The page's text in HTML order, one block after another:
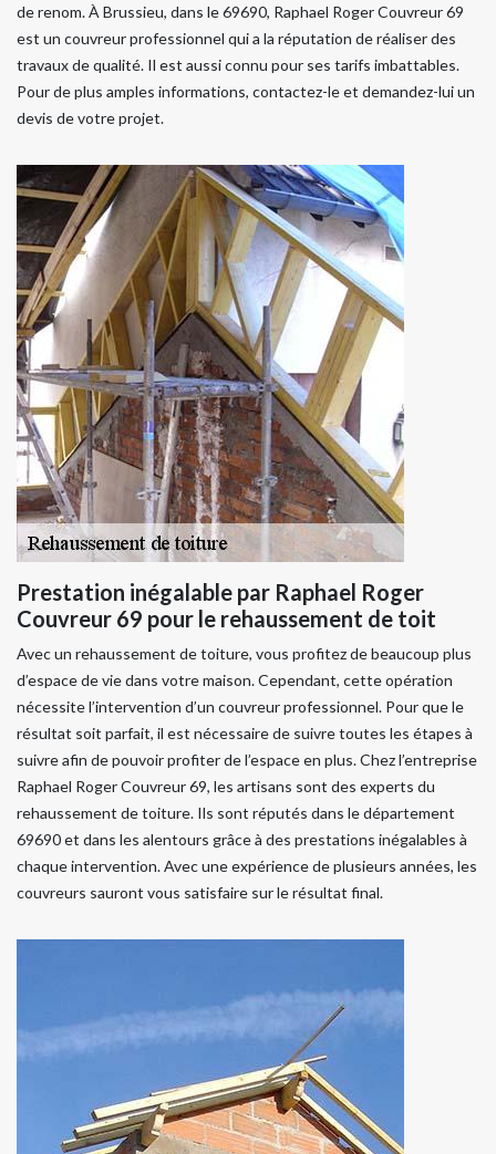
de renom. À Brussieu, dans le 69690, Raphael Roger Couvreur 69
est un couvreur professionnel qui a la réputation de réaliser des
travaux de qualité. Il est aussi connu pour ses tarifs imbattables.
Pour de plus amples informations, contactez-le et demandez-lui un
devis de votre projet.
Prestation inégalable par Raphael Roger
Couvreur 69 pour le rehaussement de toit
Avec un rehaussement de toiture, vous profitez de beaucoup plus
d’espace de vie dans votre maison. Cependant, cette opération
nécessite l’intervention d’un couvreur professionnel. Pour que le
résultat soit parfait, il est nécessaire de suivre toutes les étapes à
suivre afin de pouvoir profiter de l’espace en plus. Chez l’entreprise
Raphael Roger Couvreur 69, les artisans sont des experts du
rehaussement de toiture. Ils sont réputés dans le département
69690 et dans les alentours grâce à des prestations inégalables à
chaque intervention. Avec une expérience de plusieurs années, les
couvreurs sauront vous satisfaire sur le résultat final.